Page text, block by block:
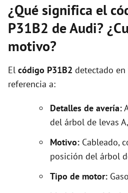
¿Qué significa el
P31B2 de Audi?
motivo?
El código P31B2 detectado
referencia a:
Detalles de avería:
del árbol de levas
Motivo: Cableado,
posición del árbol
Tipo de motor: